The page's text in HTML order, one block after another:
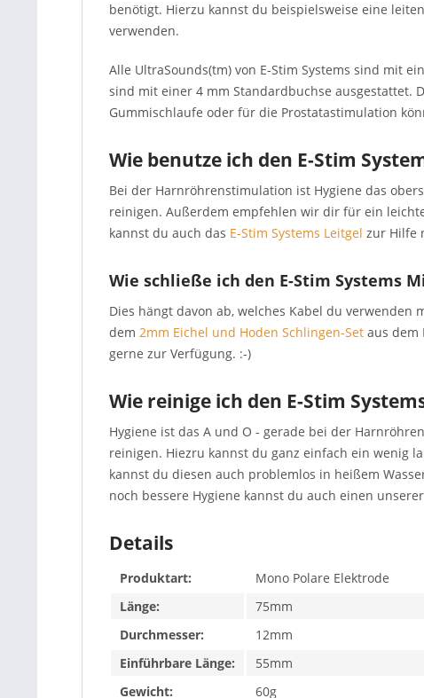
benötigt. Hierzu kannst du beispielsweise eine
verwenden.
Alle UltraSounds(tm) von E-Stim Systems sind mit
sind mit einer 4 mm Standardbuchse ausgestattet.
Gummischlaufe oder für die Prostatastimulation
Wie benutze ich den E-Stim
Bei der Harnröhrenstimulation ist Hygiene das
reinigen. Außerdem empfehlen wir dir für ein
kannst du auch das E-Stim Systems Leitgel zur Hilfe
Wie schließe ich den E-Stim Systems
Dies hängt davon ab, welches Kabel du verwenden
dem 2mm Eichel und Hoden Schlingen-Set aus dem
gerne zur Verfügung. :-)
Wie reinige ich den E-Stim
Hygiene ist das A und O - gerade bei der
reinigen. Hiezru kannst du ganz einfach ein wenig
kannst du diesen auch problemlos in heißem
noch bessere Hygiene kannst du auch einen
Details
Produktart:
Mono Polare Elektrode
Länge:
75mm
Durchmesser:
12mm
Einführbare Länge:
55mm
Gewicht:
60g